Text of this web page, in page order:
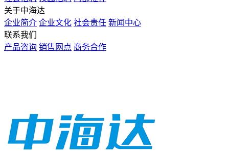
关于中海达
企业简介 企业文化 社会责任 新闻中心
联系我们
产品咨询 销售网点 商务合作